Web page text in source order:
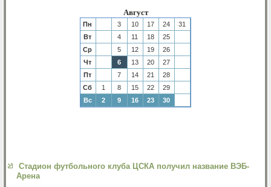
Август
Пн 3 10 17 24
31
Вт
4 11 18
25
Ср
5 12 19
26
Чт
6 13 20
27
Пт
7 14 21
28
Сб
1 8 15 22
29
Вс
2 9 16 23 30
Стадион футбольного клуба ЦСКА получил название ВЭБ-
Арена